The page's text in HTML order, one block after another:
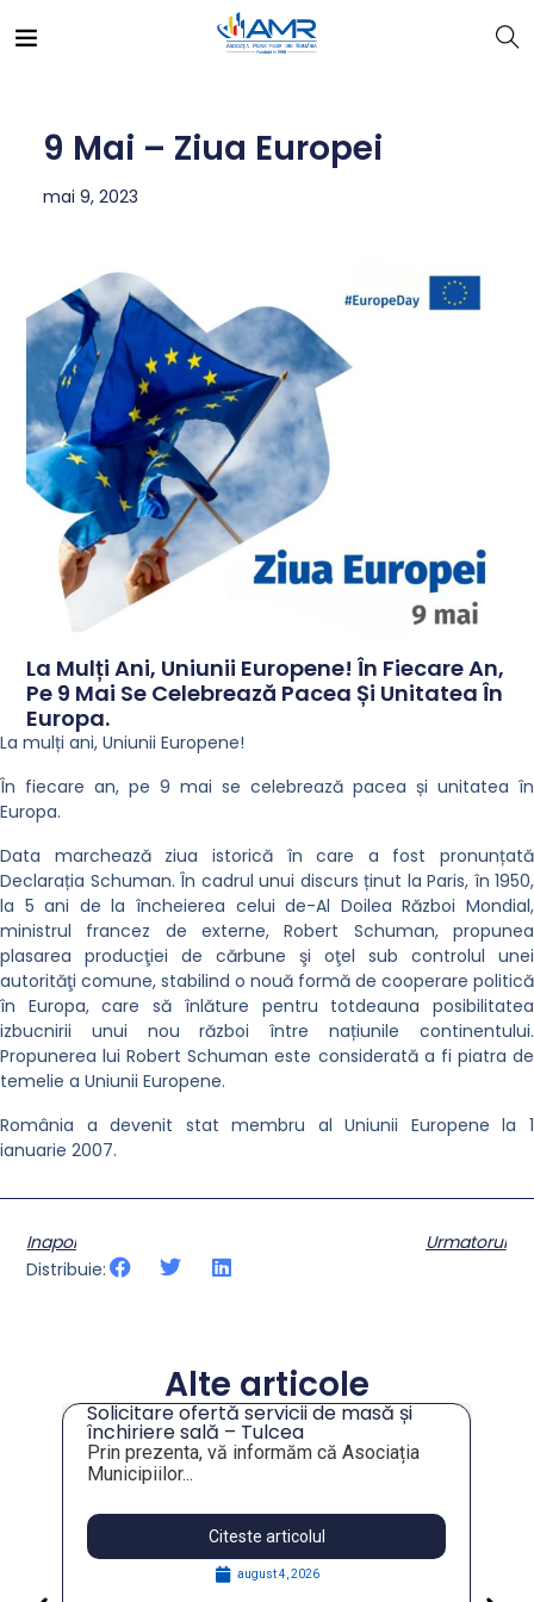
9 Mai – Ziua Europei
mai 9, 2023
La Mulți Ani, Uniunii Europene! În Fiecare An,
Pe 9 Mai Se Celebrează Pacea Și Unitatea În
Europa.
La mulți ani, Uniunii Europene!
În fiecare an, pe 9 mai se celebrează pacea și unitatea în
Europa.
Data marchează ziua istorică în care a fost pronunțată
Declarația Schuman. În cadrul unui discurs ținut la Paris, în 1950,
la 5 ani de la încheierea celui de-Al Doilea Război Mondial,
ministrul francez de externe, Robert Schuman, propunea
plasarea producţiei de cărbune şi oţel sub controlul unei
autorităţi comune, stabilind o nouă formă de cooperare politică
în Europa, care să înlăture pentru totdeauna posibilitatea
izbucnirii unui nou război între națiunile continentului.
Propunerea lui Robert Schuman este considerată a fi piatra de
temelie a Uniunii Europene.
România a devenit stat membru al Uniunii Europene la 1
ianuarie 2007.
Inapoi
Urmatorul
Distribuie:
Alte articole
Solicitare ofertă servicii de masă și
închiriere sală – Tulcea
Prin prezenta, vă informăm că Asociația
Municipiilor...
Citeste articolul
august 4, 2026